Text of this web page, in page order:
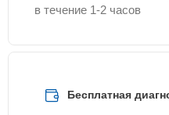
в течение 1-2 часов
Бесплатная